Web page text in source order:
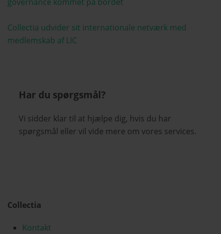
Collectia udvider sit internationale netværk med
medlemskab af LIC
Har du spørgsmål?
Vi sidder klar til at hjælpe dig, hvis du har
spørgsmål eller vil vide mere om vores services.
Collectia
Kontakt